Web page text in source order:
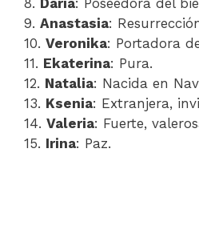
8. Daria: Poseedora del
9. Anastasia:
10. Veronika: Portadora
11. Ekaterina: Pura.
12. Natalia: Nacida en
13. Ksenia: Extranjera,
14. Valeria: Fuerte,
15. Irina: Paz.